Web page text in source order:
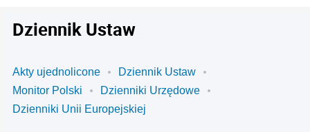
Dziennik Ustaw
Akty ujednolicone
Dziennik Ustaw
Monitor Polski
Dzienniki Urzędowe
Dzienniki Unii Europejskiej